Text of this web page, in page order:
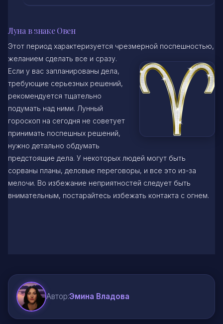
Луна в знаке Овен
Этот период характеризуется чрезмерной поспешностью,
желанием сделать все и сразу.
Если у вас запланированы дела,
требующие серьезных решений,
рекомендуется тщательно
подумать над ними. Лунный
гороскоп на сегодня не советует
принимать поспешных решений,
нужно детально обдумать
предстоящие дела. У некоторых людей могут быть
сорваны планы, деловые переговоры, и все это из-за
мелочи. Во избежание неприятностей следует быть
внимательным, постарайтесь избежать контакта с огнем.
Автор:Эмина Владова